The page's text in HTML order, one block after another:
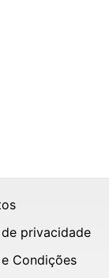
privacidade
Condições